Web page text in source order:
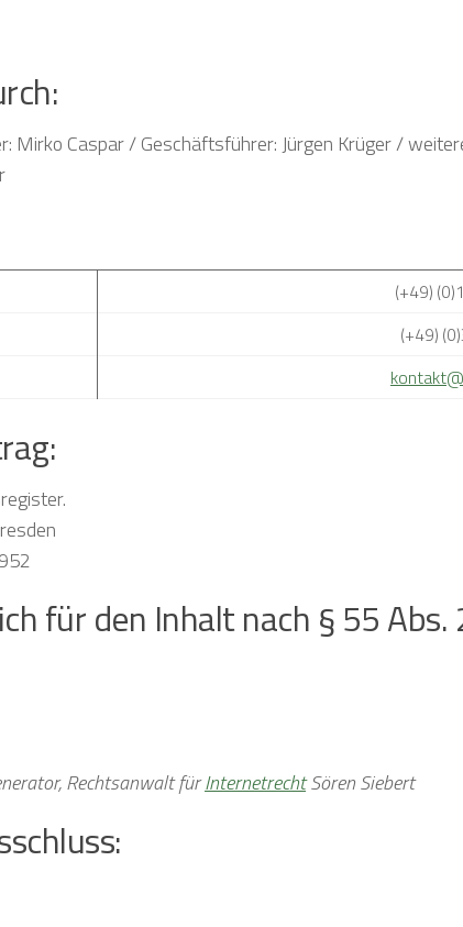
Mirko Caspar / Geschäftsführer: Jürgen Krüger /
(+49)
(+49)
für den Inhalt nach § 55 Abs.
Rechtsanwalt fürInternetrechtSören Siebert